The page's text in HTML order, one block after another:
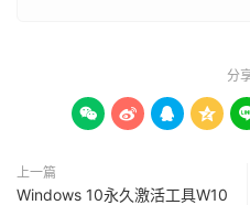
分
   
上一篇
Windows 10永久激活工具W10